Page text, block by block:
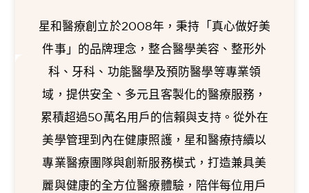
星和醫療創立於2008年，秉持「真心做好美
件事」的品牌理念，整合醫學美容、整形外
科、牙科、功能醫學及預防醫學等專業領
域，提供安全、多元且客製化的醫療服務，
累積超過50萬名用戶的信賴與支持。從外在
美學管理到內在健康照護，星和醫療持續以
專業醫療團隊與創新服務模式，打造兼具美
麗與健康的全方位醫療體驗，陪伴每位用戶